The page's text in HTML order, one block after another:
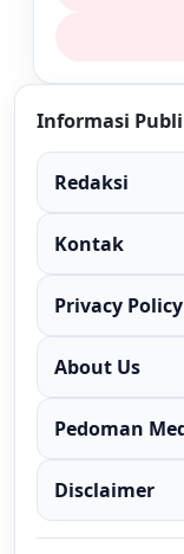
Informasi
Redaksi
Kontak
Privacy Policy
About Us
Pedoman
Disclaimer